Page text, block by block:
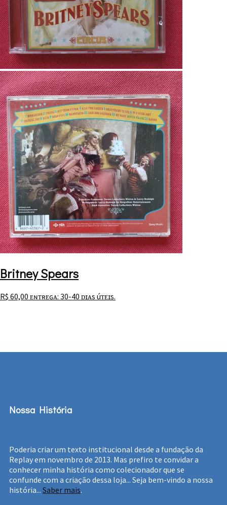
Britney Spears
R$ 60,00 ᴇɴᴛʀᴇɢᴀ: 30-40 ᴅɪᴀs úᴛᴇɪs.
Nossa História
Poderia criar um texto institucional desde a fundação da
Replay em novembro de 2013. Mas prefiro te convidar a
conhecer minha história como colecionador que se
confunde com a criação dessa loja... Seja bem-vindo a nossa
história... Saber mais.